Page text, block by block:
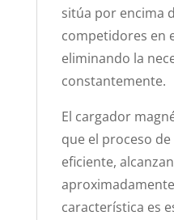
sitúa por encima
competidores en
eliminando la
constantemente.
El cargador
que el proceso
eficiente,
característica es